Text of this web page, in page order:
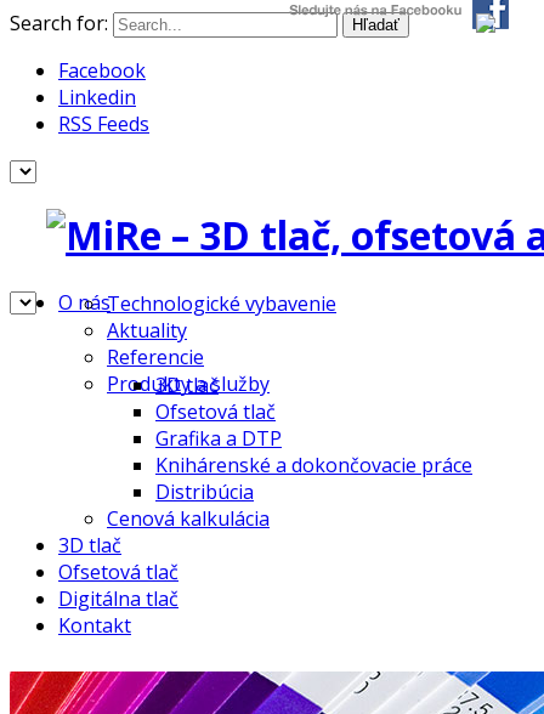
Search for:
Facebook
Linkedin
RSS Feeds
O násTechnologické vybavenie
Aktuality
Referencie
Produkty a služby
3D tlač
Ofsetová tlač
Grafika a DTP
Knihárenské a dokončovacie práce
Distribúcia
Cenová kalkulácia
3D tlač
Ofsetová tlač
Digitálna tlač
Kontakt